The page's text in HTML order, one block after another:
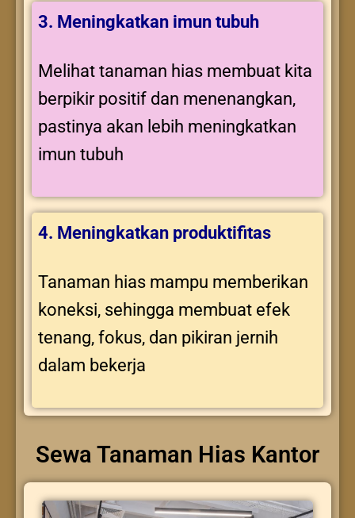
3. Meningkatkan imun tubuh
Melihat tanaman hias membuat kita
berpikir positif dan menenangkan,
pastinya akan lebih meningkatkan
imun tubuh
4. Meningkatkan produktifitas
Tanaman hias mampu memberikan
koneksi, sehingga membuat efek
tenang, fokus, dan pikiran jernih
dalam bekerja
Sewa Tanaman Hias Kantor